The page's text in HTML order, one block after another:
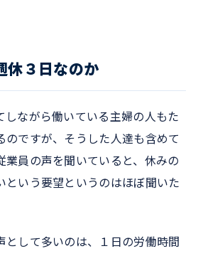
休３日なのか
しながら働いている主婦の人もた
のですが、そうした人達も含めて
業員の声を聞いていると、休みの
という要望というのはほぼ聞いた
として多いのは、１日の労働時間